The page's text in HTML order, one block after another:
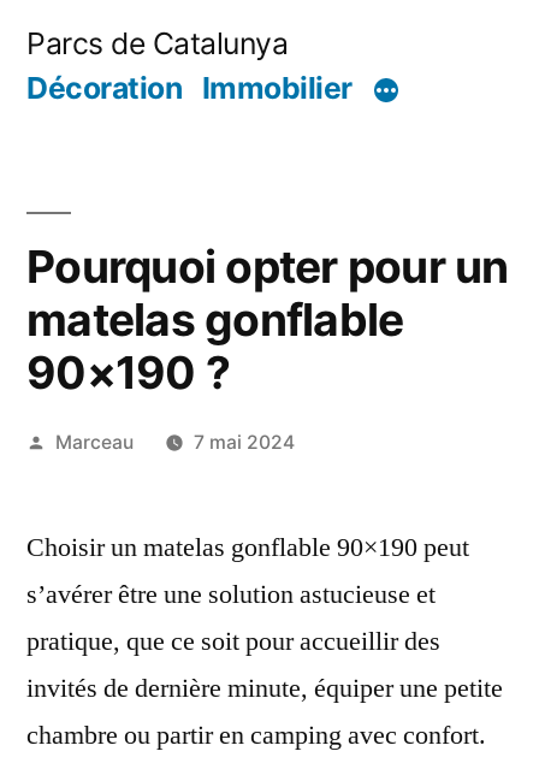
Parcs de Catalunya
Décoration Immobilier
Pourquoi opter pour un
matelas gonflable
90×190 ?
Publié
Marceau 7 mai 2024
Choisir un matelas gonflable 90×190 peut
s’avérer être une solution astucieuse et
pratique, que ce soit pour accueillir des
invités de dernière minute, équiper une petite
chambre ou partir en camping avec confort.